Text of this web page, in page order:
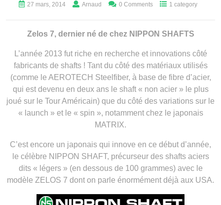
27 mars, 2014 Arnaud 0 Comments 1 category
Zelos 7, dernier né de chez NIPPON SHAFTS
L’année 2013 fut riche en recherche et innovations côté
fabricants de shafts ! Tant du côté des matériaux utilisés
(comme le AEROTECH Steelfiber, à base de fibre d’acier,
qui est devenu en deux ans le shaft « non acier » le plus
joué sur le Tour Américain) que du côté des variations sur le
« launch » et le « spin », notamment chez le japonais
MATRIX.
C’est encore un japonais qui innove en ce début d’année,
le célèbre NIPPON SHAFT, précurseur des shafts aciers
dits « légers » (en dessous de 100 grammes) avec le
modèle ZELOS 7 dont on parle énormément déjà aux USA.